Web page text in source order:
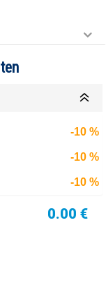
-10 %
-10 %
-10 %
0.00 €